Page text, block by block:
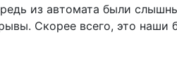
из автомата были
Скорее всего, это наши